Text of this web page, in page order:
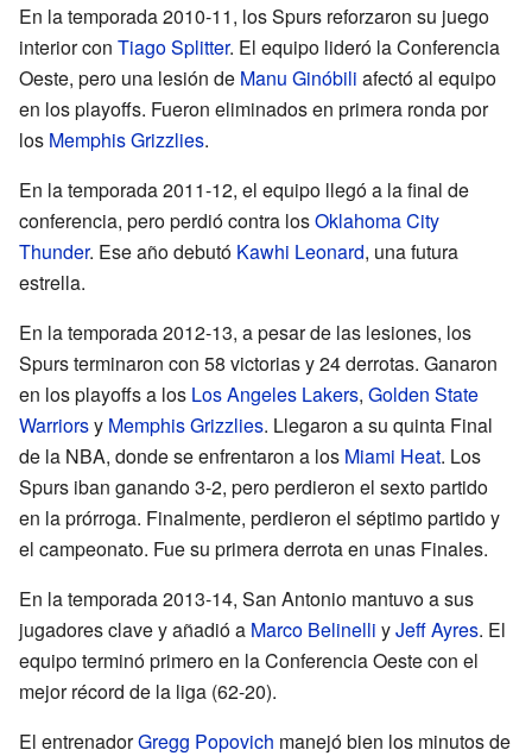
En la temporada 2010-11, los Spurs reforzaron su juego
interior con Tiago Splitter. El equipo lideró la Conferencia
Oeste, pero una lesión de Manu Ginóbili afectó al equipo
en los playoffs. Fueron eliminados en primera ronda por
los Memphis Grizzlies.
En la temporada 2011-12, el equipo llegó a la final de
conferencia, pero perdió contra losOklahoma City
Thunder. Ese año debutó Kawhi Leonard, una futura
estrella.
En la temporada 2012-13, a pesar de las lesiones, los
Spurs terminaron con 58 victorias y 24 derrotas. Ganaron
en los playoffs a los Los Angeles Lakers, Golden State
Warriorsy Memphis Grizzlies. Llegaron a su quinta Final
de la NBA, donde se enfrentaron a los Miami Heat. Los
Spurs iban ganando 3-2, pero perdieron el sexto partido
en la prórroga. Finalmente, perdieron el séptimo partido y
el campeonato. Fue su primera derrota en unas Finales.
En la temporada 2013-14, San Antonio mantuvo a sus
jugadores clave y añadió a Marco Belinelli yJeff Ayres. El
equipo terminó primero en la Conferencia Oeste con el
mejor récord de la liga (62-20).
El entrenadorGregg Popovich manejó bien los minutos de